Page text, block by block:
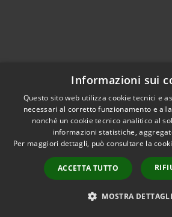
RSS
Accessibility
Cookie
Sitemap
Dichiarazione di
•
Informazioni sui
Questo sito web utilizza cookie tecnici e
necessari al corretto funzionamento e
nonché un cookie tecnico analitico al
informazioni statistiche,
Per maggiori dettagli, può consultare la
ACCETTA TUTTO
MOSTRA DETTAGLI